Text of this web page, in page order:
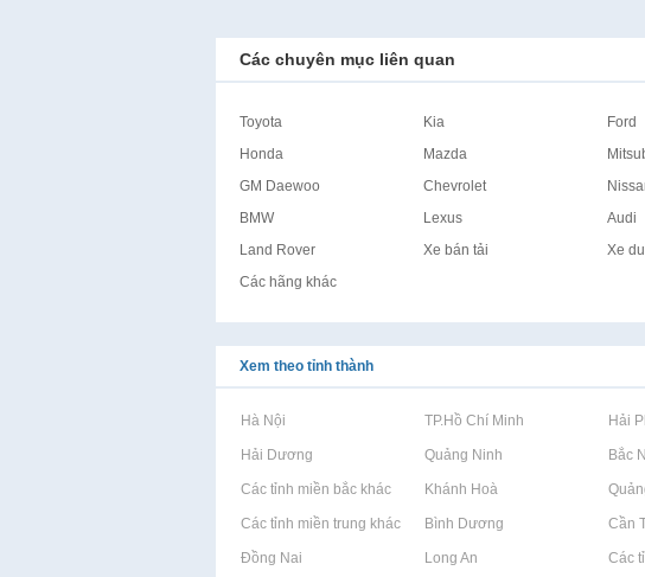
Các chuyên mục liên quan
Toyota Kia Ford
Honda
Mazda
GM Daewoo
Chevrolet
BMW
Lexus Audi
Land Rover
Xe bán tải Xe
Các hãng khác
Xem theo tỉnh thành
Rao vặt tại Hà Nội Rao vặt tại TP.Hồ Chí Minh Rao vặt tại Hải
Rao vặt tại Hải Dương Rao vặt tại Quảng Ninh Rao vặt tại Bắc
Rao vặt tại Các tỉnh miền bắc khácRao vặt tại Khánh Hoà Rao vặt tại
Rao vặt tại Các tỉnh miền trung khácRao vặt tại Bình Dương Rao vặt tại Cần
Rao vặt tại Đồng Nai Rao vặt tại Long An Rao vặt tại Các